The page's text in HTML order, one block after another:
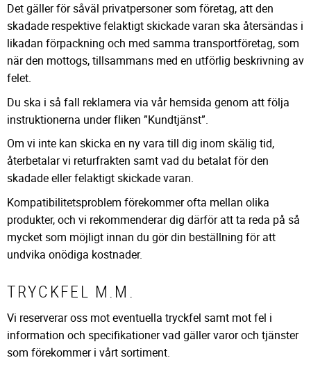
Det gäller för såväl privatpersoner som företag, att den
skadade respektive felaktigt skickade varan ska återsändas i
likadan förpackning och med samma transportföretag, som
när den mottogs, tillsammans med en utförlig beskrivning av
felet.
Du ska i så fall reklamera via vår hemsida genom att följa
instruktionerna under fliken ”Kundtjänst”.
Om vi inte kan skicka en ny vara till dig inom skälig tid,
återbetalar vi returfrakten samt vad du betalat för den
skadade eller felaktigt skickade varan.
Kompatibilitetsproblem förekommer ofta mellan olika
produkter, och vi rekommenderar dig därför att ta reda på så
mycket som möjligt innan du gör din beställning för att
undvika onödiga kostnader.
TRYCKFEL M.M.
Vi reserverar oss mot eventuella tryckfel samt mot fel i
information och specifikationer vad gäller varor och tjänster
som förekommer i vårt sortiment.